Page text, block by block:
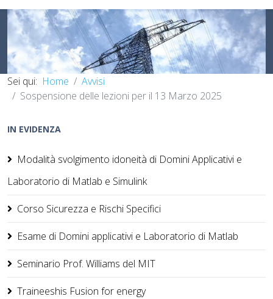
Sei qui: Home
Avvisi
Sospensione delle lezioni per il 13 Marzo 2025
IN EVIDENZA
Modalità svolgimento idoneità di Domini Applicativi e
Laboratorio di Matlab e Simulink
Corso Sicurezza e Rischi Specifici
Esame di Domini applicativi e Laboratorio di Matlab
Seminario Prof. Williams del MIT
Traineeshis Fusion for energy